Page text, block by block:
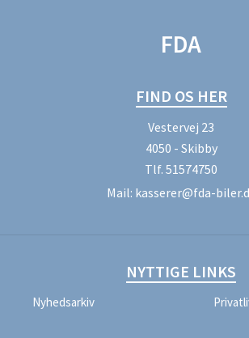
FDA
FIND OS HER
Vestervej 23
4050 - Skibby
Tlf. 51574750
Mail: kasserer@fda-
NYTTIGE LINKS
Nyhedsarkiv